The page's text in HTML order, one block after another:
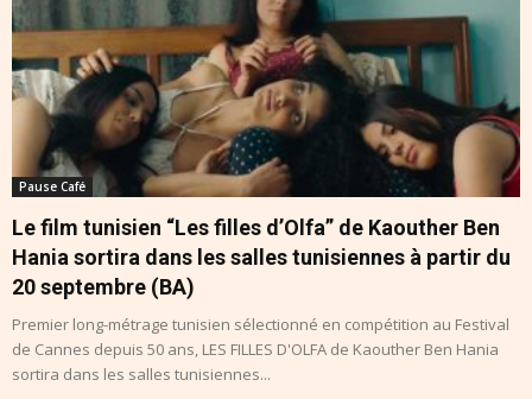
Pause Café
Le film tunisien “Les filles d’Olfa” de Kaouther Ben
Hania sortira dans les salles tunisiennes à partir du
20 septembre (BA)
Premier long-métrage tunisien sélectionné en compétition au Festival
de Cannes depuis 50 ans, LES FILLES D'OLFA de Kaouther Ben Hania
sortira dans les salles tunisiennes...